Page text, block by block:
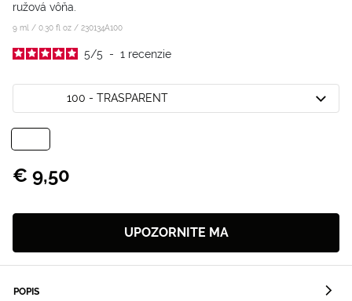
ružová vôňa.
9 ml / 0.30 fl oz / 230134A100
5/5 - 1 recenzie
100 - TRASPARENT
€ 9,50
UPOZORNITE MA
POPIS